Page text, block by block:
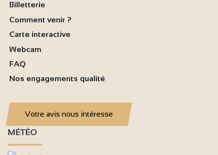
Billetterie
Comment venir ?
Carte interactive
Webcam
FAQ
Nos engagements qualité
Votre avis nous intéresse
MÉTÉO